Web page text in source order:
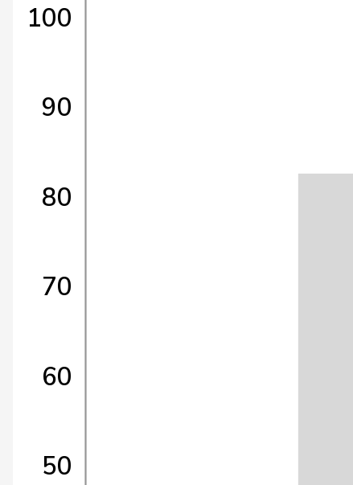
50
60
70
80
90
100